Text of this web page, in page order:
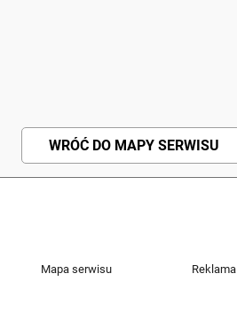
WRÓĆ DO MAPY SERWISU
Mapa serwisu
Reklama